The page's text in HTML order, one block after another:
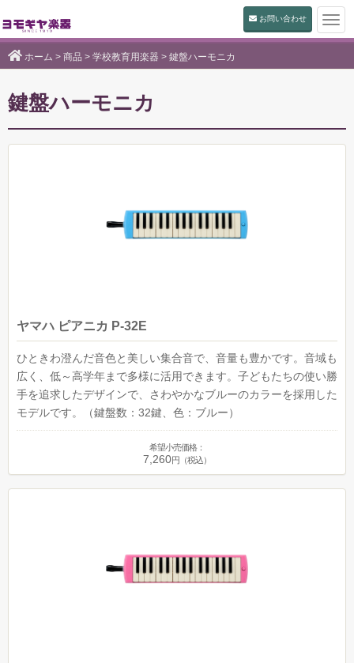
お問い合わせ
ホーム > 商品 > 学校教育用楽器 > 鍵盤ハーモニカ
鍵盤ハーモニカ
ヤマハ ピアニカ P-32E
ひときわ澄んだ音色と美しい集合音で、音量も豊かです。音域も
広く、低～高学年まで多様に活用できます。子どもたちの使い勝
手を追求したデザインで、さわやかなブルーのカラーを採用した
モデルです。（鍵盤数：32鍵、色：ブルー）
希望小売価格：
7,260円（税込）